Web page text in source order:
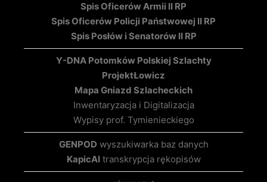
Spis Oficerów Armii II RP
Spis Oficerów Policji Państwowej II RP
Spis Posłów i Senatorów II RP
Y-DNA Potomków Polskiej Szlachty
ProjektŁowicz
Mapa Gniazd Szlacheckich
Inwentaryzacja i Digitalizacja
Wypisy prof. Tymienieckiego
GENPOD wyszukiwarka baz danych
KapicAItranskrypcja rękopisów